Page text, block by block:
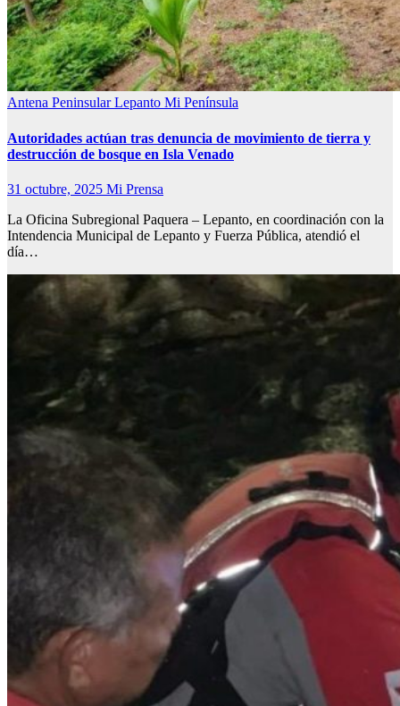
Antena PeninsularLepanto Mi Península
Autoridades actúan tras denuncia de movimiento de tierra y
destrucción de bosque en Isla Venado
31 octubre, 2025 Mi Prensa
La Oficina Subregional Paquera – Lepanto, en coordinación con la
Intendencia Municipal de Lepanto y Fuerza Pública, atendió el
día…